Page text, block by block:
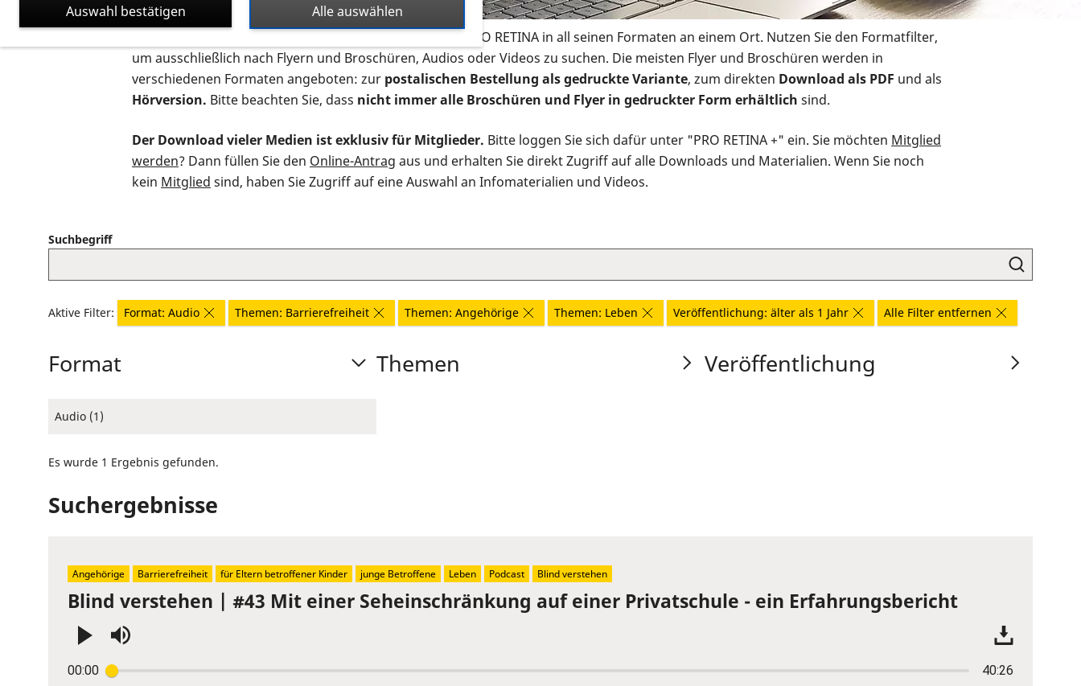
Auf dieser Seite finden Sie sämtliches Infomaterial der PRO RETINA in all seinen Formaten an einem Ort. Nutzen Sie den Formatfilter,
um ausschließlich nach Flyern und Broschüren, Audios oder Videos zu suchen. Die meisten Flyer und Broschüren werden in
verschiedenen Formaten angeboten: zur postalischen Bestellung als gedruckte Variante, zum direkten Download als PDF und als
Hörversion. Bitte beachten Sie, dass nicht immer alle Broschüren und Flyer in gedruckter Form erhältlich sind.
Der Download vieler Medien ist exklusiv für Mitglieder. Bitte loggen Sie sich dafür unter "PRO RETINA +" ein. Sie möchten Mitglied
werden? Dann füllen Sie den Online-Antrag aus und erhalten Sie direkt Zugriff auf alle Downloads und Materialien. Wenn Sie noch
kein Mitglied sind, haben Sie Zugriff auf eine Auswahl an Infomaterialien und Videos.
Suchbegriff
Aktive Filter: Format: Audio Themen: Barrierefreiheit Themen: Angehörige Themen: Leben Veröffentlichung: älter als 1 Jahr Alle Filter entfernen
Format
Audio (1)
Themen Veröffentlichung
Es wurde 1 Ergebnis gefunden.
Suchergebnisse
Blind verstehen | #43 Mit einer Seheinschränkung auf einer Privatschule - ein Erfahrungsbericht
00:00 40:26
Enter
Angehörige Barrierefreiheit für Eltern betroffener Kinder junge Betroffene Leben Podcast Blind verstehen
Alle auswählen
Auswahl bestätigen